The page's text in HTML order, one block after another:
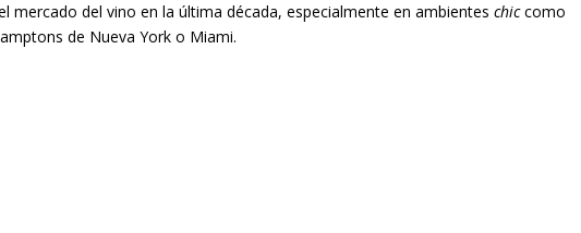
mercado del vino en la última década, especialmente en ambienteschiccomo
de Nueva York o Miami.